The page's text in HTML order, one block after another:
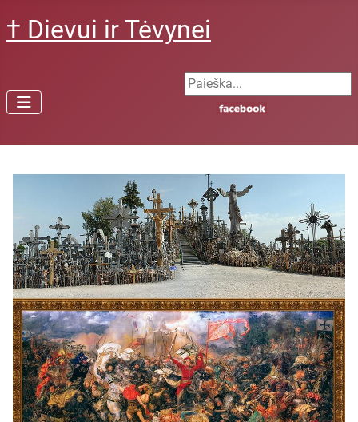
† Dievui ir Tėvynei
Search ...